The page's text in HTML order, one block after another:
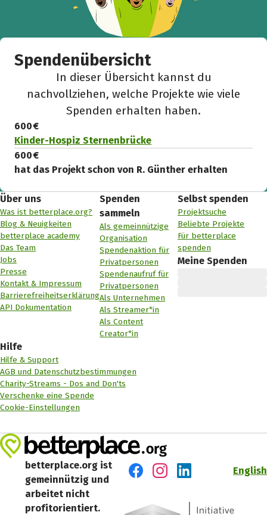
Spendenübersicht
In dieser Übersicht kannst du
nachvollziehen, welche Projekte wie viele
Spenden erhalten haben.
600 €
Kinder-Hospiz Sternenbrücke
600 €
hat das Projekt schon von R. Günther erhalten
Über uns
Was ist betterplace.org?
Blog & Neuigkeiten
betterplace academy
Das Team
Jobs
Presse
Kontakt & Impressum
Barrierefreiheitserklärung
API Dokumentation
Spenden
sammeln
Als gemeinnützige
Organisation
Spendenaktion für
Privatpersonen
Spendenaufruf für
Privatpersonen
Als Unternehmen
Als Streamer*in
Als Content
Creator*in
Selbst spenden
Projektsuche
Beliebte Projekte
Für betterplace
spenden
Meine Spenden
Hilfe
Hilfe & Support
AGB und Datenschutzbestimmungen
Charity-Streams - Dos and Don'ts
Verschenke eine Spende
Cookie-Einstellungen
betterplace.org ist
gemeinnützig und
arbeitet nicht
profitorientiert.
English